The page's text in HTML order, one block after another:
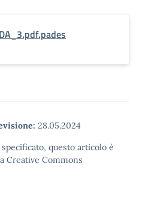
28.05.2024
questo articolo è
Creative Commons